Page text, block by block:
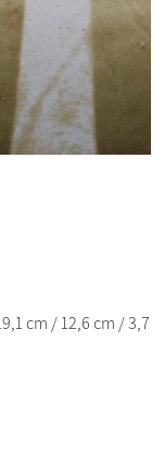
cm / 12,6 cm / 3,7